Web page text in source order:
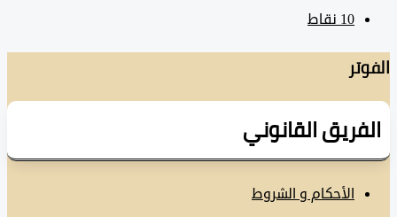
نقاط
القانوني
الأحكام و الشروط